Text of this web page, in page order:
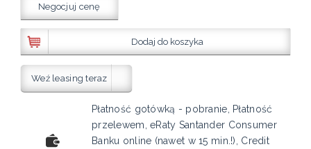
Negocjuj cenę
Dodaj do koszyka
Weź leasing teraz
Płatność gotówką - pobranie, Płatność
przelewem, eRaty Santander Consumer
Banku online (nawet w 15 min.!), Credit